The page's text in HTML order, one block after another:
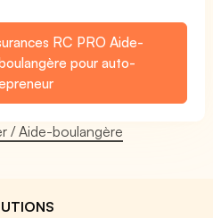
RC PRO Aide-
pour auto-
/ Aide-boulangère